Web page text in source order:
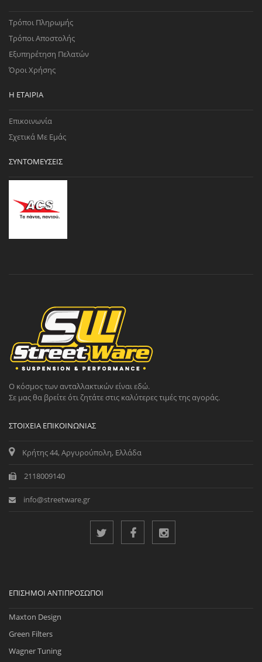
Τρόποι Πληρωμής
Τρόποι Αποστολής
Εξυπηρέτηση Πελατών
Όροι Χρήσης
Η ΕΤΑΙΡΊΑ
Επικοινωνία
Σχετικά Με Εμάς
ΣΥΝΤΟΜΕΎΣΕΙΣ
Ο κόσμος των ανταλλακτικών είναι εδώ.
Σε μας θα βρείτε ότι ζητάτε στις καλύτερες τιμές της αγοράς.
ΣΤΟΙΧΕΊΑ ΕΠΙΚΟΙΝΩΝΊΑΣ
Κρήτης 44, Αργυρούπολη, Ελλάδα
2118009140
info@streetware.gr
ΕΠΊΣΗΜΟΙ ΑΝΤΙΠΡΌΣΩΠΟΙ
Maxton Design
Green Filters
Wagner Tuning